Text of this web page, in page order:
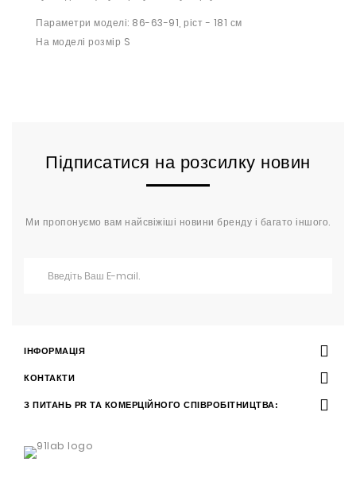
Параметри моделі: 86-63-91, ріст - 181 см
На моделі розмір S
Підписатися на розсилку новин
Ми пропонуємо вам найсвіжіші новини бренду і багато іншого.
ІНФОРМАЦІЯ
КОНТАКТИ
З ПИТАНЬ PR ТА КОМЕРЦІЙНОГО СПІВРОБІТНИЦТВА: